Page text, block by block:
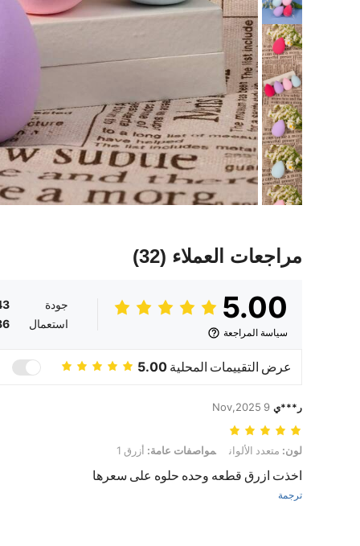
مراجعات العملاء (32)
5.00
سياسة المراجعة
جودة
استعمال
عرض التقييمات المحلية 5.00
ر***ي 9 Nov,2025
لون: متعدد الألوان, مواصفات عامة: أزرق 1
لون: متعدد الألوان مواصفات عامة: أزرق 1
اخذت ازرق قطعه وحده حلوه على سعرها
ترجمة